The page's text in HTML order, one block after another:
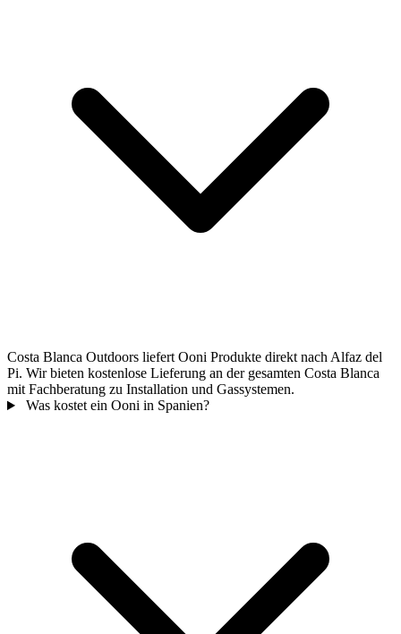
Costa Blanca Outdoors liefert Ooni Produkte direkt nach Alfaz del
Pi. Wir bieten kostenlose Lieferung an der gesamten Costa Blanca
mit Fachberatung zu Installation und Gassystemen.
Was kostet ein Ooni in Spanien?